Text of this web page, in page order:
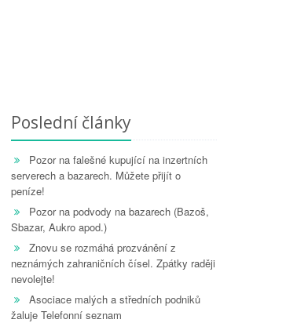
Poslední články
Pozor na falešné kupující na inzertních
serverech a bazarech. Můžete přijít o
peníze!
Pozor na podvody na bazarech (Bazoš,
Sbazar, Aukro apod.)
Znovu se rozmáhá prozvánění z
neznámých zahraničních čísel. Zpátky raději
nevolejte!
Asociace malých a středních podniků
žaluje Telefonní seznam